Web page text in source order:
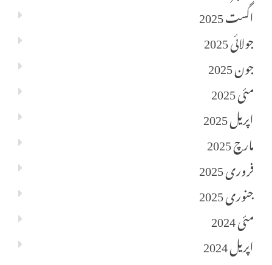
اگست 2025
جولائی 2025
جون 2025
مئی 2025
اپریل 2025
مارچ 2025
فروری 2025
جنوری 2025
مئی 2024
اپریل 2024